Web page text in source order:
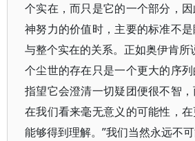
个实在，而只是它的一个部分，
神努力的价值时，主要的标准不
与整个实在的关系。正如奥伊肯所
个尘世的存在只是一个更大的序
指望它会澄清一切疑团便很不智
在我们看来毫无意义的可能性，
能够得到理解。”我们当然永远不